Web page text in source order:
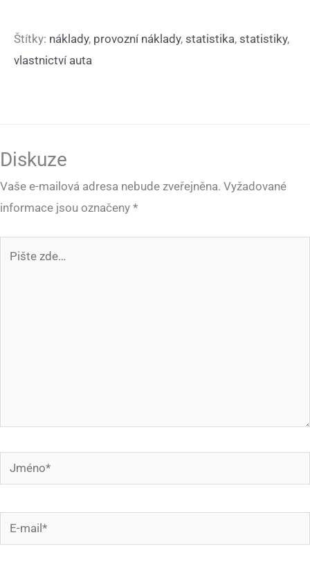
Štítky: náklady, provozní náklady, statistika, statistiky,
vlastnictví auta
Diskuze
Vaše e-mailová adresa nebude zveřejněna. Vyžadované
informace jsou označeny *
Jméno*
mail*